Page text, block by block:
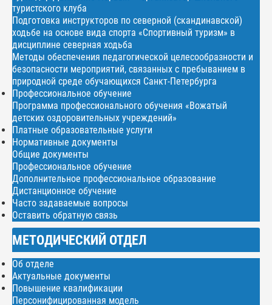
туристского клуба
Подготовка инструкторов по северной (скандинавской)
ходьбе на основе вида спорта «Спортивный туризм» в
дисциплине северная ходьба
Методы обеспечения педагогической целесообразности и
безопасности мероприятий, связанных с пребыванием в
природной среде обучающихся Санкт-Петербурга
Профессиональное обучение
Программа профессионального обучения «Вожатый
детских оздоровительных учреждений»
Платные образовательные услуги
Нормативные документы
Общие документы
Профессиональное обучение
Дополнительное профессиональное образование
Дистанционное обучение
Часто задаваемые вопросы
Оставить обратную связь
МЕТОДИЧЕСКИЙ ОТДЕЛ
Об отделе
Актуальные документы
Повышение квалификации
Персонифицированная модель